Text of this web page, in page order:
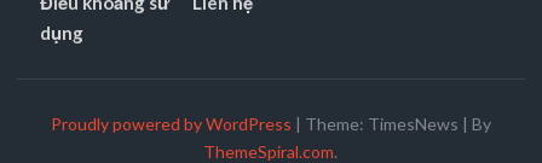
dụng
Proudly powered by WordPress | Theme: TimesNews | By
ThemeSpiral.com.